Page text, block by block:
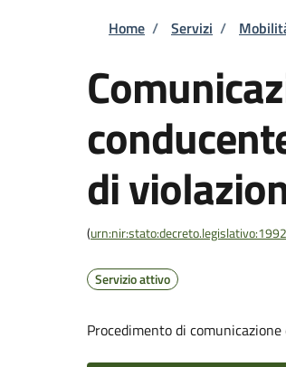
Briciole di
Home / Servizi /
di
(
Servizio attivo
Procedimento di